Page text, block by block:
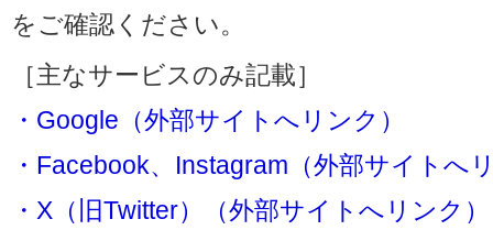
をご確認ください。
［主なサービスのみ記載］
・Google（外部サイトへリンク）
・Facebook、Instagram（外部サイトへ
・X（旧Twitter）（外部サイトへリンク）